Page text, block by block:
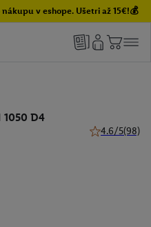
v eshope. Ušetri až 15€!💰
1050 D4
4.6/5(98)